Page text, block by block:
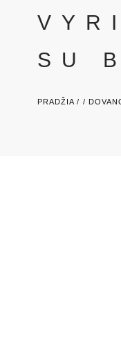
SU
PRADŽIA / /